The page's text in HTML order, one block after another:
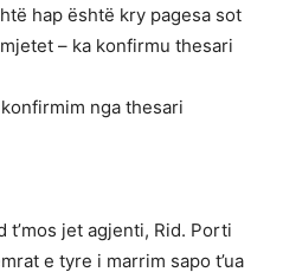
hap është kry pagesa sot
– ka konfirmu thesari
nga thesari
t’mos jet agjenti, Rid. Porti
e tyre i marrim sapo t’ua